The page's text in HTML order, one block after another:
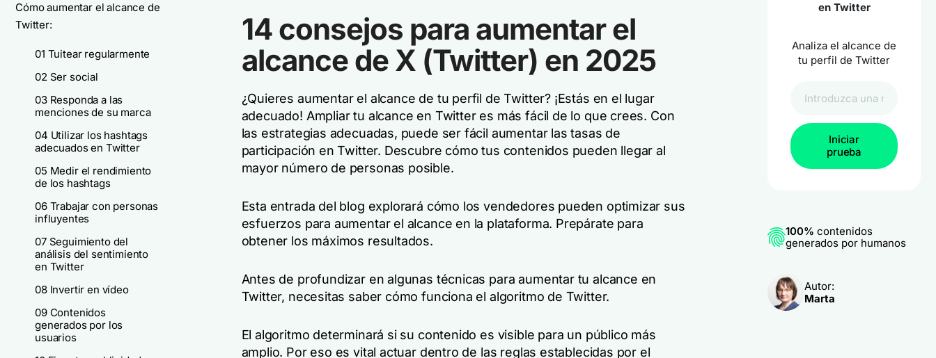
Cómo aumentar el alcance de
Twitter:
01 Tuitear regularmente
02 Ser social
03 Responda a las
menciones de su marca
04 Utilizar los hashtags
adecuados en Twitter
05 Medir el rendimiento
de los hashtags
06 Trabajar con personas
influyentes
07 Seguimiento del
análisis del sentimiento
en Twitter
08 Invertir en vídeo
09 Contenidos
generados por los
usuarios
14 consejos para aumentar el
alcance de X (Twitter) en 2025
¿Quieres aumentar el alcance de tu perfil de Twitter? ¡Estás en el lugar
adecuado! Ampliar tu alcance en Twitter es más fácil de lo que crees. Con
las estrategias adecuadas, puede ser fácil aumentar las tasas de
participación en Twitter. Descubre cómo tus contenidos pueden llegar al
mayor número de personas posible.
Esta entrada del blog explorará cómo los vendedores pueden optimizar sus
esfuerzos para aumentar el alcance en la plataforma. Prepárate para
obtener los máximos resultados.
Antes de profundizar en algunas técnicas para aumentar tu alcance en
Twitter, necesitas saber cómo funciona el algoritmo de Twitter.
El algoritmo determinará si su contenido es visible para un público más
amplio. Por eso es vital actuar dentro de las reglas establecidas por el
en Twitter
Analiza el alcance de
tu perfil de Twitter
Iniciar
prueba
100% contenidos
generados por humanos
Autor:
Marta